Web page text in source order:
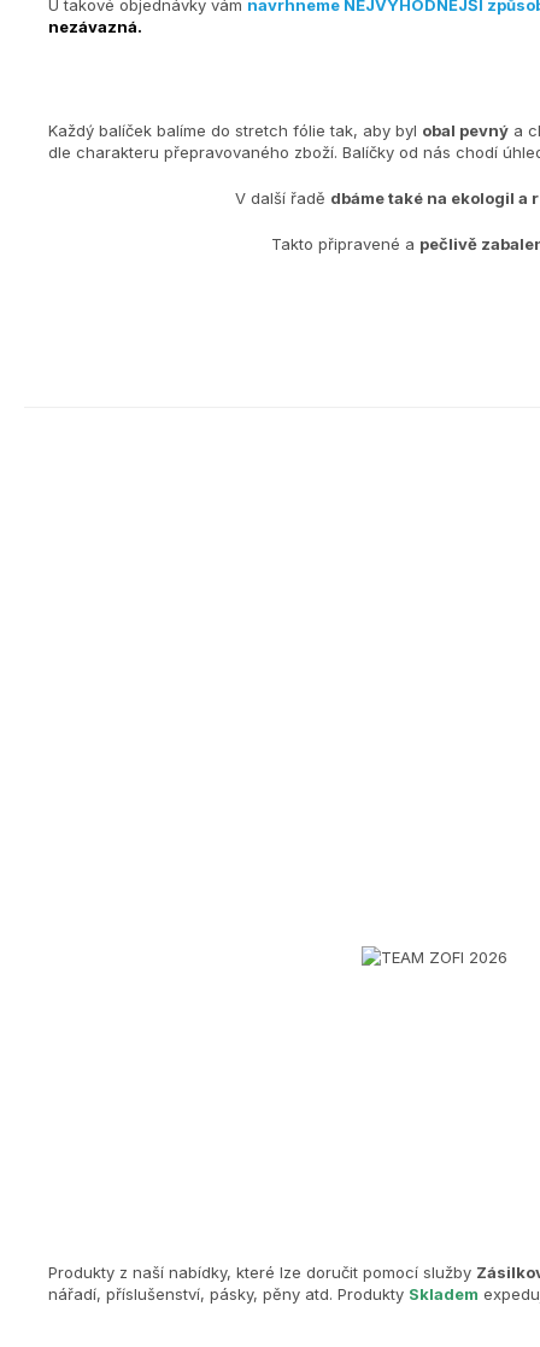
U takové objednávky vám navrhneme NEJVÝHODNĚJŠÍ
nezávazná.
Každý balíček balíme do stretch fólie tak, aby byl obal pevný a
dle charakteru přepravovaného zboží. Balíčky od nás chodí
V další řadě dbáme také na ekologiI a
Takto připravené a pečlivě
Produkty z naší nabídky, které lze doručit pomocí služby
nářadí, příslušenství, pásky, pěny atd. Produkty Skladem